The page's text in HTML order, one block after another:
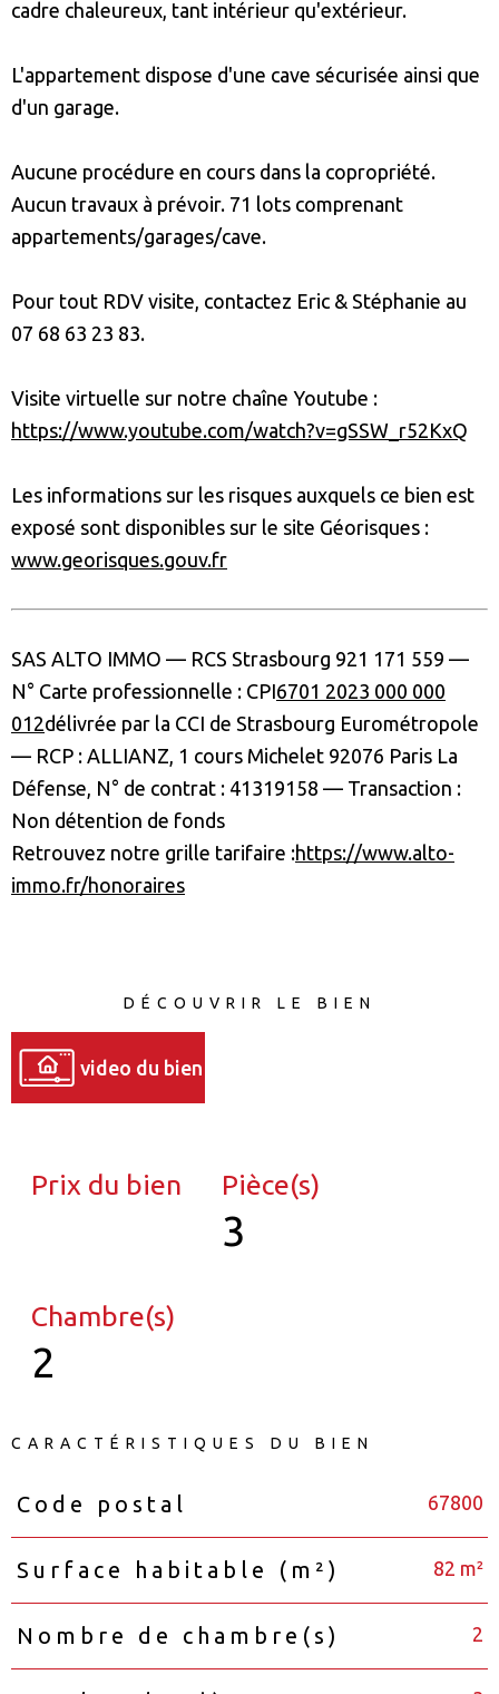
cadre chaleureux, tant intérieur qu'extérieur.
L'appartement dispose d'une cave sécurisée ainsi que
d'un garage.
Aucune procédure en cours dans la copropriété.
Aucun travaux à prévoir. 71 lots comprenant
appartements/garages/cave.
Pour tout RDV visite, contactez Eric & Stéphanie au
07 68 63 23 83.
Visite virtuelle sur notre chaîne Youtube :
https://www.youtube.com/watch?v=gSSW_r52KxQ
Les informations sur les risques auxquels ce bien est
exposé sont disponibles sur le site Géorisques :
www.georisques.gouv.fr
SAS ALTO IMMO — RCS Strasbourg 921 171 559 —
N° Carte professionnelle : CPI6701 2023 000 000
012délivrée par la CCI de Strasbourg Eurométropole
— RCP : ALLIANZ, 1 cours Michelet 92076 Paris La
Défense, N° de contrat : 41319158 — Transaction :
Non détention de fonds
Retrouvez notre grille tarifaire :https://www.alto-
immo.fr/honoraires
DÉCOUVRIR LE BIEN
video du bien
Prix du bien Pièce(s)
3
Chambre(s)
2
CARACTÉRISTIQUES DU BIEN
Caractéristiques Valeurs
Code postal 67800
Surface habitable (m²) 82 m²
Nombre de chambre(s) 2